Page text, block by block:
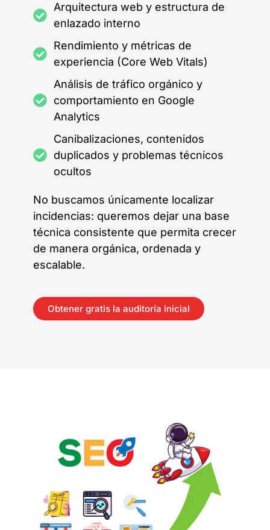
Arquitectura web y estructura de
enlazado interno
Rendimiento y métricas de
experiencia (Core Web Vitals)
Análisis de tráfico orgánico y
comportamiento en Google
Analytics
Canibalizaciones, contenidos
duplicados y problemas técnicos
ocultos
No buscamos únicamente localizar
incidencias: queremos dejar una base
técnica consistente que permita crecer
de manera orgánica, ordenada y
escalable.
Obtener gratis la auditoría inicial